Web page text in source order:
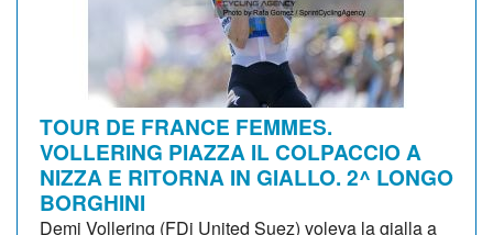
TOUR DE FRANCE FEMMES.
VOLLERING PIAZZA IL COLPACCIO A
NIZZA E RITORNA IN GIALLO. 2^ LONGO
BORGHINI
Demi Vollering (FDj United Suez) voleva la gialla a